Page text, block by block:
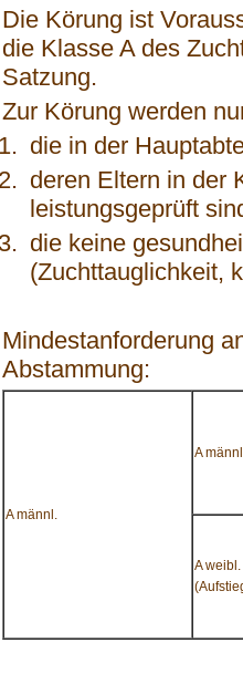
Die Körung ist
die Klasse A des
Satzung.
Zur Körung werden
die in der
deren Eltern in der
leistungsgeprüft
die keine
(Zuchttauglichkeit,
Mindestanforderung
Abstammung:
A männl.
A
A weibl.